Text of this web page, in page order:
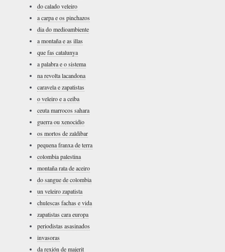
do calado veleiro
a carpa e os pinchazos
dia do medioambiente
a montaña e as illas
que fas catalunya
a palabra e o sistema
na revolta lacandona
caravela e zapatistas
o veleiro e a ceiba
ceuta marrocos sahara
guerra ou xenocidio
os mortos de zaldibar
pequena franxa de terra
colombia palestina
montaña rata de aceiro
do sangue de colombia
un veleiro zapatista
chulescas fachas e vida
zapatistas cara europa
periodistas asasinados
invasoras
da rexión de majerit